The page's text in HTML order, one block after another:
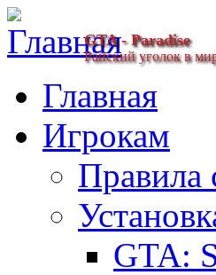
GTA - Paradise
Райский уголок в
Главная
Игрокам
Правила
GTA: